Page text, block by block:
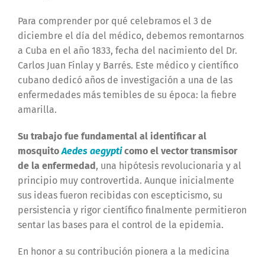
Para comprender por qué celebramos el 3 de
diciembre el día del médico, debemos remontarnos
a Cuba en el año 1833, fecha del nacimiento del Dr.
Carlos Juan Finlay y Barrés. Este médico y científico
cubano dedicó años de investigación a una de las
enfermedades más temibles de su época: la fiebre
amarilla.
Su trabajo fue fundamental al identificar al
mosquitoAedes aegypti como el vector transmisor
de la enfermedad , una hipótesis revolucionaria y al
principio muy controvertida. Aunque inicialmente
sus ideas fueron recibidas con escepticismo, su
persistencia y rigor científico finalmente permitieron
sentar las bases para el control de la epidemia.
En honor a su contribución pionera a la medicina